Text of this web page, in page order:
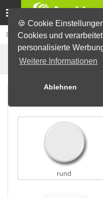
🍪 Cookie
Cookies und
personalisierte
Weitere Informationen
Ablehnen
Buttons erstellen
rund